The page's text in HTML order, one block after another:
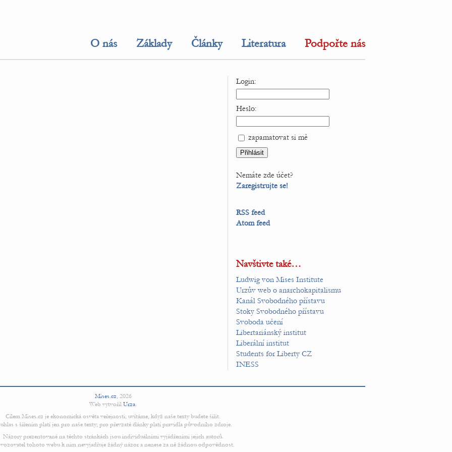
O nás Základy Články Literatura Podpořte nás
Login:
Heslo:
zapamatovat si mě
Nemáte zde účet?
Zaregistrujte se!
RSS feed
Atom feed
Navštivte také…
Ludwig von Mises Institute
Urzův web o anarchokapitalismu
Kanál Svobodného přístavu
Stoky Svobodného přístavu
Svoboda učení
Libertariánský institut
Liberální institut
Students for Liberty CZ
INESS
Mises.cz, 2026
Web vytvořil Urza.
Cílem Mises.cz je ekonomická osvěta veřejnosti; uvítáme, když naše texty budete šířit.
s šířením platí jen pro naše texty; pro převzaté články platí pravidla původního zdroje.
Názory prezentované na těchto stránkách jsou individuálními vyjádřeními jejich autorů.
tohoto webu k nim nevyjadřuje žádný názor a nenese za ně žádnou odpovědnost.